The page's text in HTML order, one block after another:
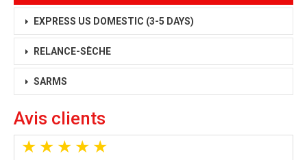
EXPRESS US DOMESTIC (3-5 DAYS)
RELANCE-SÈCHE
SARMS
Avis clients